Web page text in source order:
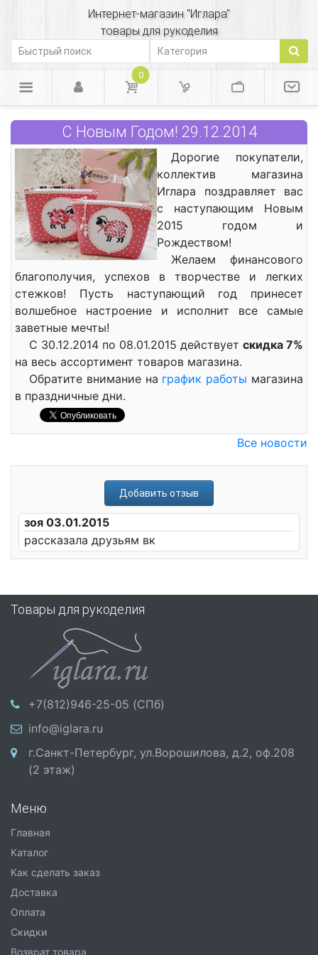
Интернет-магазин "Иглара"
товары для рукоделия
0
С Новым Годом! 29.12.2014
Дорогие покупатели,
коллектив магазина
Иглара поздравляет вас
с наступающим Новым
2015 годом и
Рождеством!
Желаем финансового
благополучия, успехов в творчестве и легких
стежков! Пусть наступающий год принесет
волшебное настроение и исполнит все самые
заветные мечты!
С 30.12.2014 по 08.01.2015 действует скидка 7%
на весь ассортимент товаров магазина.
Обратите внимание на график работы магазина
в праздничные дни.
Все новости
Добавить отзыв
зоя 03.01.2015
рассказала друзьям вк
Товары для рукоделия
+7(812)946-25-05 (СПб)
info@iglara.ru
г.Санкт-Петербург, ул.Ворошилова, д.2, оф.208
(2 этаж)
Меню
Главная
Каталог
Как сделать заказ
Доставка
Оплата
Скидки
Возврат товара